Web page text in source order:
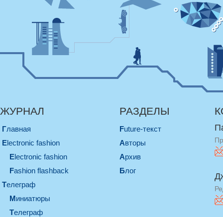
ЖУРНАЛ
Главная
electronic fashion
electronic fashion
Fashion flashback
телеграф
миниатюры
телеграф
РАЗДЕЛЫ
Future-текст
Авторы
Архив
Блог